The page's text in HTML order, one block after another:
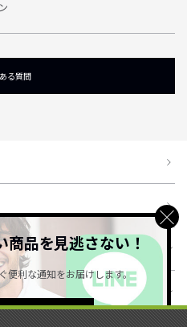
る質問
商品を見逃さない！
便利な通知をお届けします。
こちら ＞